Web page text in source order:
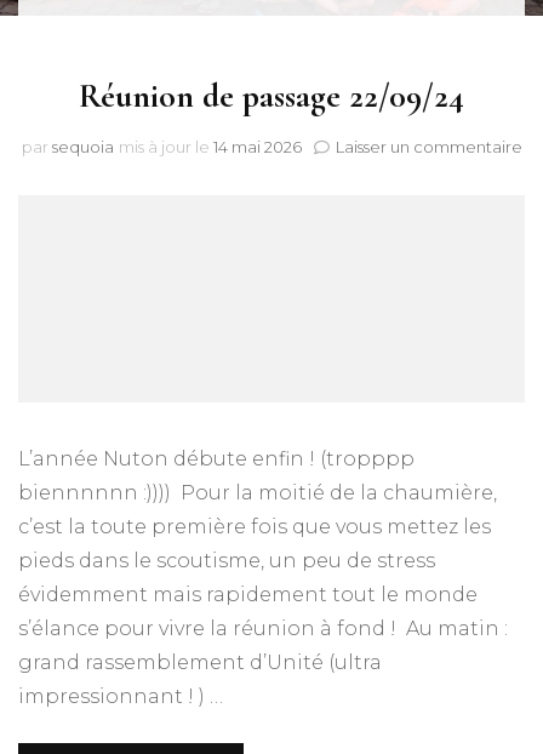
Réunion de passage 22/09/24
par sequoia mis à jour le 14 mai 2026 Laisser un commentairesur
L’année Nuton débute enfin ! (tropppp
biennnnnn :)))) Pour la moitié de la chaumière,
c’est la toute première fois que vous mettez les
pieds dans le scoutisme, un peu de stress
évidemment mais rapidement tout le monde
s’élance pour vivre la réunion à fond ! Au matin :
grand rassemblement d’Unité (ultra
impressionnant ! ) …